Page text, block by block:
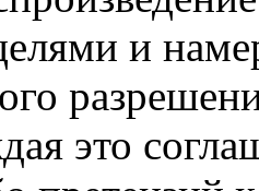
и
это